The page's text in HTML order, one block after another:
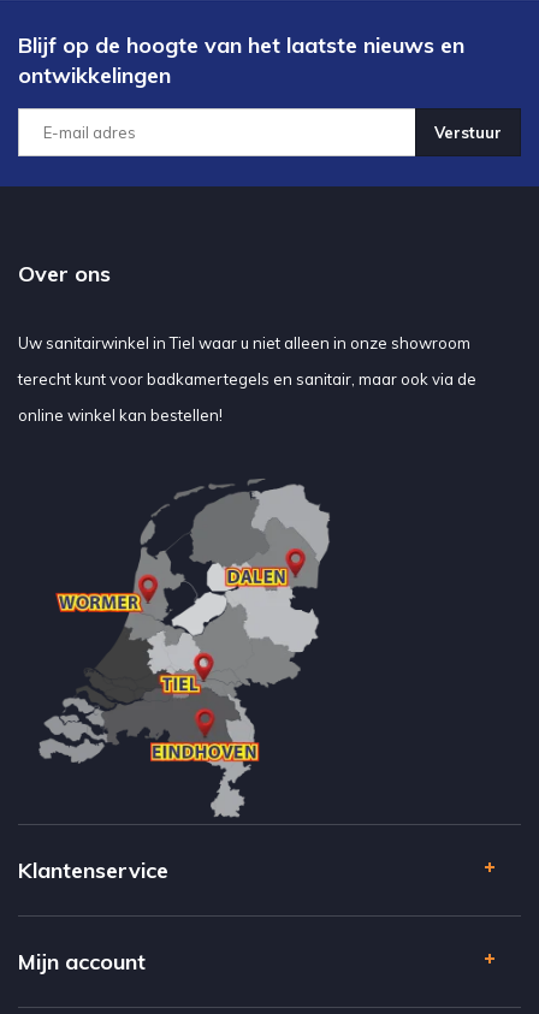
Blijf op de hoogte van het laatste nieuws en
ontwikkelingen
Verstuur
Over ons
Uw sanitairwinkel in Tiel waar u niet alleen in onze showroom
terecht kunt voor badkamertegels en sanitair, maar ook via de
online winkel kan bestellen!
Klantenservice
Mijn account